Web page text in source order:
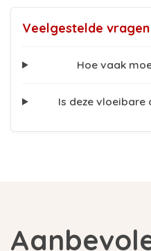
Veelgestelde
Hoe vaak
Is deze vloeibare